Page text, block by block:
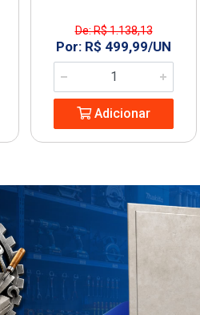
De: R$ 1.138,13
Por: R$ 499,99/UN
Adicionar